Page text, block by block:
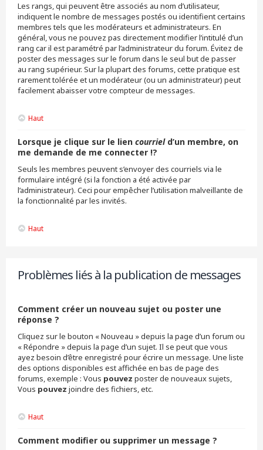
Les rangs, qui peuvent être associés au nom d’utilisateur,
indiquent le nombre de messages postés ou identifient certains
membres tels que les modérateurs et administrateurs. En
général, vous ne pouvez pas directement modifier l’intitulé d’un
rang car il est paramétré par l’administrateur du forum. Évitez de
poster des messages sur le forum dans le seul but de passer
au rang supérieur. Sur la plupart des forums, cette pratique est
rarement tolérée et un modérateur (ou un administrateur) peut
facilement abaisser votre compteur de messages.
Haut
Lorsque je clique sur le lien courrield’un membre, on
me demande de me connecter !?
Seuls les membres peuvent s’envoyer des courriels via le
formulaire intégré (si la fonction a été activée par
l’administrateur). Ceci pour empêcher l’utilisation malveillante de
la fonctionnalité par les invités.
Haut
Problèmes liés à la publication de messages
Comment créer un nouveau sujet ou poster une
réponse ?
Cliquez sur le bouton « Nouveau » depuis la page d’un forum ou
« Répondre » depuis la page d’un sujet. Il se peut que vous
ayez besoin d’être enregistré pour écrire un message. Une liste
des options disponibles est affichée en bas de page des
forums, exemple : Vous pouvez poster de nouveaux sujets,
Vous pouvez joindre des fichiers, etc.
Haut
Comment modifier ou supprimer un message ?